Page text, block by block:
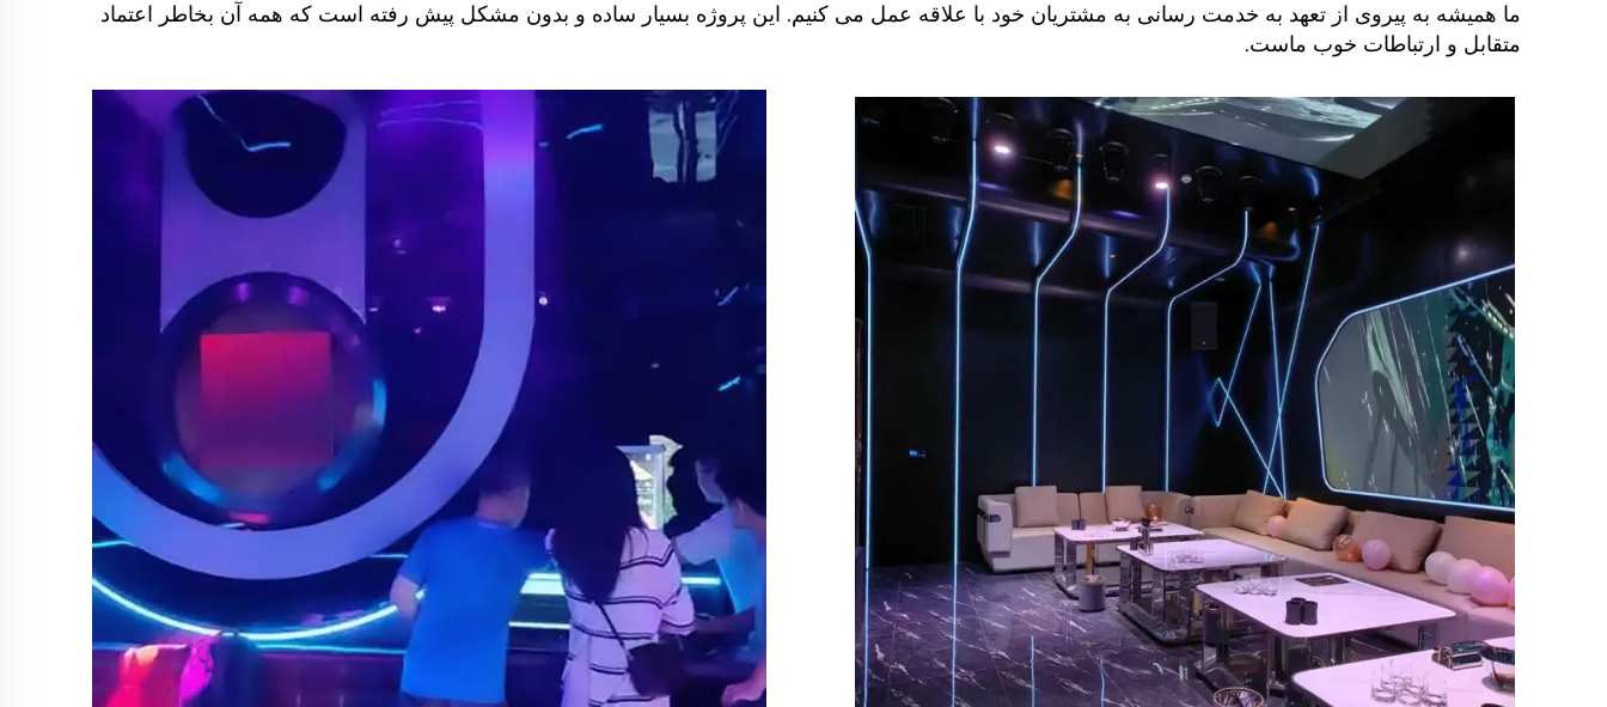
ما همیشه به پیروی از تعهد به خدمت رسانی به مشتریان خود با علاقه عمل می کنیم. این پروژه بسیار ساده و بدون مشکل پیش رفته است که همه آن بخاطر اعتماد
متقابل و ارتباطات خوب ماست.